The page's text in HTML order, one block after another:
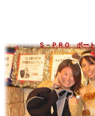
Ｓ－ＰＲＯ ボー